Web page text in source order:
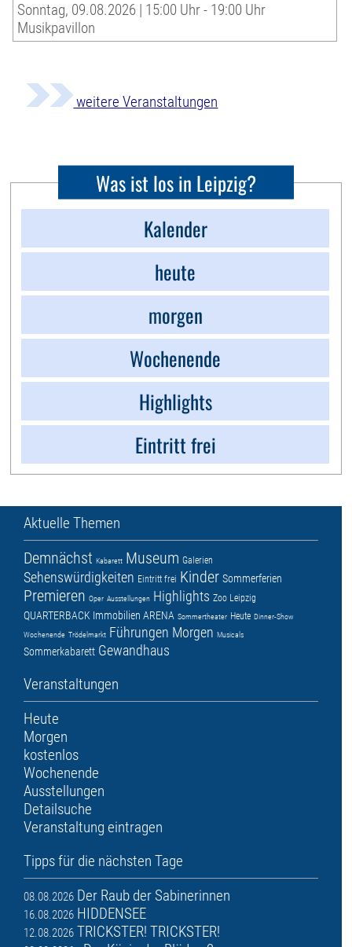
Sonntag, 09.08.2026 | 15:00 Uhr - 19:00 Uhr
Musikpavillon
weitere Veranstaltungen
Was ist los in Leipzig?
Kalender
heute
morgen
Wochenende
Highlights
Eintritt frei
Aktuelle Themen
Demnächst Kabarett Museum Galerien
Sehenswürdigkeiten Eintritt frei Kinder Sommerferien
Premieren Oper Ausstellungen Highlights Zoo Leipzig
QUARTERBACK Immobilien ARENA Sommertheater Heute Dinner-Show
Wochenende Trödelmarkt Führungen Morgen Musicals
Sommerkabarett Gewandhaus
Veranstaltungen
Heute
Morgen
kostenlos
Wochenende
Ausstellungen
Detailsuche
Veranstaltung eintragen
Tipps für die nächsten Tage
08.08.2026 Der Raub der Sabinerinnen
16.08.2026 HIDDENSEE
12.08.2026 TRICKSTER! TRICKSTER!